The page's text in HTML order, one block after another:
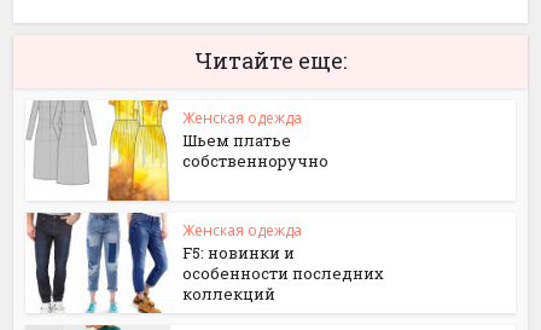
Читайте еще:
Женская одежда
Шьем платье
собственноручно
Женская одежда
F5: новинки и
особенности последних
коллекций